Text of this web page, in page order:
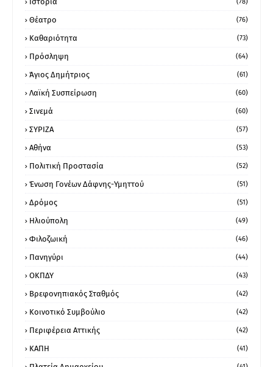
Θέατρο (76)
Καθαριότητα (73)
Πρόσληψη (64)
Άγιος Δημήτριος (61)
Λαϊκή Συσπείρωση (60)
Σινεμά (60)
ΣΥΡΙΖΑ (57)
Αθήνα (53)
Πολιτική Προστασία (52)
Ένωση Γονέων Δάφνης-Υμηττού (51)
Δρόμος (51)
Ηλιούπολη (49)
Φιλοζωική (46)
Πανηγύρι (44)
ΟΚΠΔΥ (43)
Βρεφονηπιακός Σταθμός (42)
Κοινοτικό Συμβούλιο (42)
Περιφέρεια Αττικής (42)
ΚΑΠΗ (41)